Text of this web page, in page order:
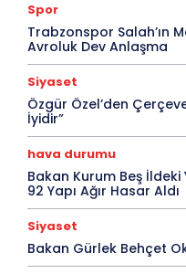
Spor
Trabzonspor Salah’ın
Avroluk Dev Anlaşma
Siyaset
Özgür Özel’den
İyidir”
hava durumu
Bakan Kurum Beş İldeki
92 Yapı Ağır Hasar Aldı
Siyaset
Bakan Gürlek Behçet